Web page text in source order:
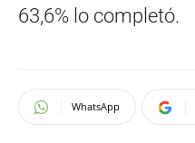
63,6% lo completó.
WhatsApp